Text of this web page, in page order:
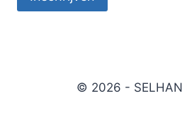
© 2026 - SELHAN